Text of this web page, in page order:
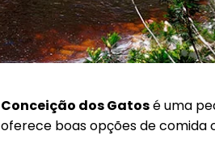
Conceição dos Gatosé uma
oferece boas opções de comida